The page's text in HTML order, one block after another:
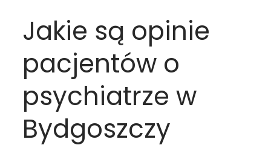
Jakie są opinie
pacjentów o
psychiatrze w
Bydgoszczy